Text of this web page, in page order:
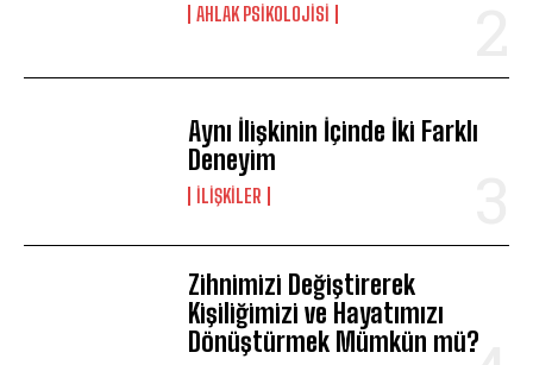
AHLAK PSIKOLOJISI
Aynı İlişkinin İçinde İki Farklı
Deneyim
İLIŞKILER
Zihnimizi Değiştirerek
Kişiliğimizi ve Hayatımızı
Dönüştürmek Mümkün mü?